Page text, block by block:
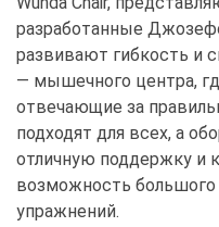
разработанные
развивают гибкость и
— мышечного центра,
отвечающие за
подходят для всех, а
отличную поддержку и
возможность
упражнений.